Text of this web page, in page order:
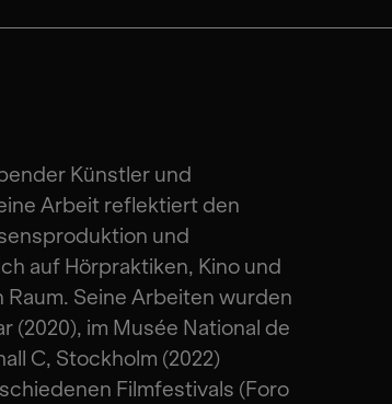
Künstler und
Arbeit reflektiert den
und
auf Hörpraktiken, Kino und
Seine Arbeiten wurden
(2020), im Musée National de
C, Stockholm (2022)
Filmfestivals (Foro